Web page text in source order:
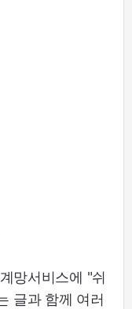
망서비스에 "쉬
글과 함께 여러